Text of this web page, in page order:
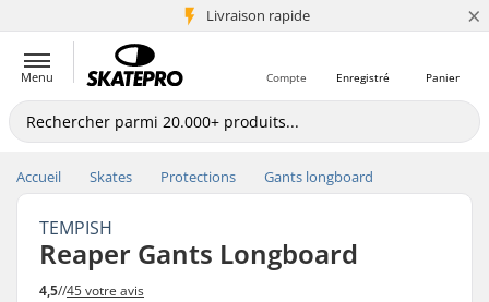
Livraison rapide
+5 mio de clients ×
Menu Panier
Enregistré
Compte
Accueil Skates Protections Gants longboard
TEMPISH
Reaper Gants Longboard
4,5//45 votre avis